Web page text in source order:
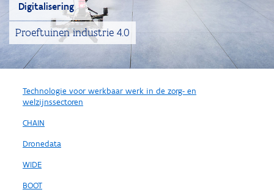
Digitalisering
Proeftuinen industrie 4.0
Technologie voor werkbaar werk in de zorg- en
welzijnssectoren
CHAIN
Dronedata
WIDE
BOOT